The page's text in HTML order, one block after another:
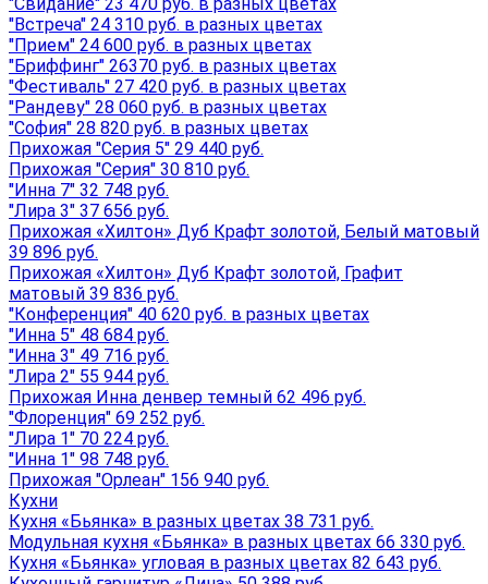
"Встреча" 24 310 руб. в разных цветах
"Прием" 24 600 руб. в разных цветах
"Бриффинг" 26370 руб. в разных цветах
"Фестиваль" 27 420 руб. в разных цветах
"Рандеву" 28 060 руб. в разных цветах
"София" 28 820 руб. в разных цветах
Прихожая "Серия 5" 29 440 руб.
Прихожая "Серия" 30 810 руб.
"Инна 7" 32 748 руб.
"Лира 3" 37 656 руб.
Прихожая «Хилтон» Дуб Крафт золотой, Белый матовый
39 896 руб.
Прихожая «Хилтон» Дуб Крафт золотой, Графит
матовый 39 836 руб.
"Конференция" 40 620 руб. в разных цветах
"Инна 5" 48 684 руб.
"Инна 3" 49 716 руб.
"Лира 2" 55 944 руб.
Прихожая Инна денвер темный 62 496 руб.
"Флоренция" 69 252 руб.
"Лира 1" 70 224 руб.
"Инна 1" 98 748 руб.
Прихожая "Орлеан" 156 940 руб.
Кухни
Кухня «Бьянка» в разных цветах 38 731 руб.
Модульная кухня «Бьянка» в разных цветах 66 330 руб.
Кухня «Бьянка» угловая в разных цветах 82 643 руб.